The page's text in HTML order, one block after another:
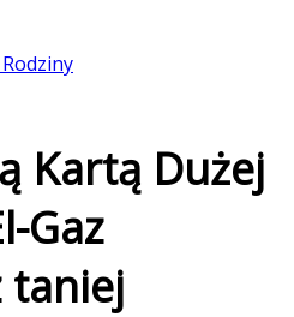
Kartą Dużej
Gaz
taniej